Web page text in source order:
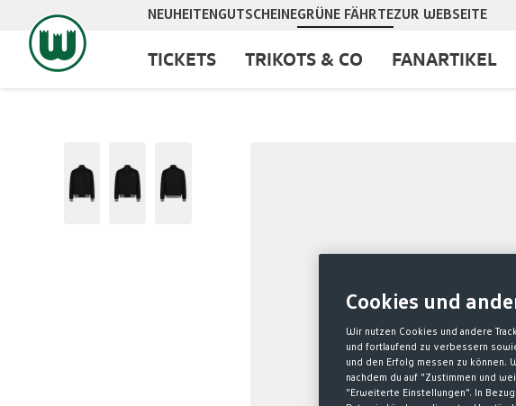
Zur Hauptnavigation springen
NEUHEITENGUTSCHEINEGRÜNE FÄHRTEZUR WEBSEITE
TICKETS TRIKOTS & CO FANARTIKEL
Cookies und
Wir nutzen Cookies und andere
und fortlaufend zu verbessern
und den Erfolg messen zu können.
nachdem du auf "Zustimmen und
"Erweiterte Einstellungen". In